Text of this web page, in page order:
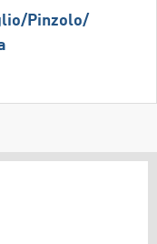
​Pinzolo/​